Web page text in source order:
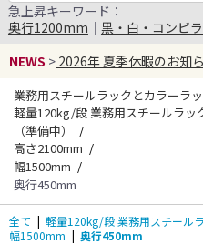
急上昇キーワード：
奥行1200mm ｜ 黒・白・コンビ
NEWS > 2026年 夏季休暇のお知
業務用スチールラックとカラーラ
軽量120kg/段 業務用スチールラッ
（準備中）
高さ2100mm
幅1500mm
奥行450mm
全て | 軽量120kg/段 業務用スチール
幅1500mm | 奥行450mm